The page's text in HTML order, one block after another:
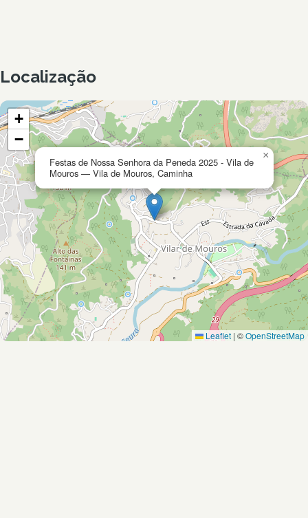
Localização
Festas de Nossa Senhora da Peneda 2025 - Vila de
Mouros — Vila de Mouros, Caminha
×
+
−
Leaflet | ©OpenStreetMap